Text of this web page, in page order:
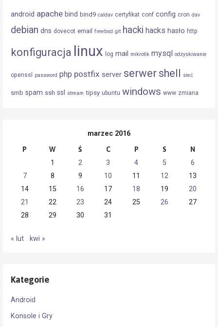
android apache bind bind9 caldav certyfikat conf config cron dav
debian dns dovecot email freebsd git hacki hacks hasło http
konfiguracja linux log mail mikrotik mysql odzyskiwanie
openssl password php postfix server serwer shell sieć
smb spam ssh ssl stream tipsy ubuntu windows www zmiana
marzec 2016
P W Ś C P S N
1 2 3 4 5
6
7
8 9 10 11 12
13
14
15 16 17 18 19
20
21
22 23 24 25 26
27
28
29 30 31
« lut kwi »
Kategorie
Android
Konsole i Gry